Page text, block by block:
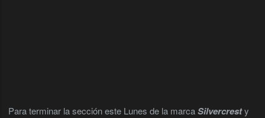
Para terminar la sección este Lunes de la marcaSilvercresty